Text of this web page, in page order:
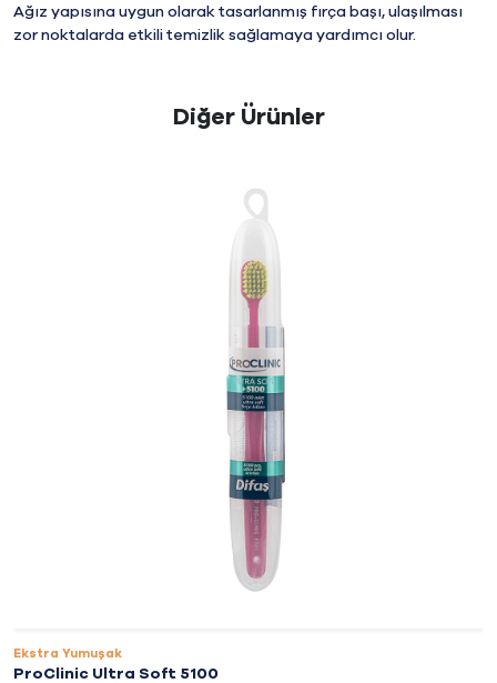
Ağız yapısına uygun olarak tasarlanmış fırça başı, ulaşılması
zor noktalarda etkili temizlik sağlamaya yardımcı olur.
Diğer Ürünler
Ekstra Yumuşak
ProClinic Ultra Soft 5100